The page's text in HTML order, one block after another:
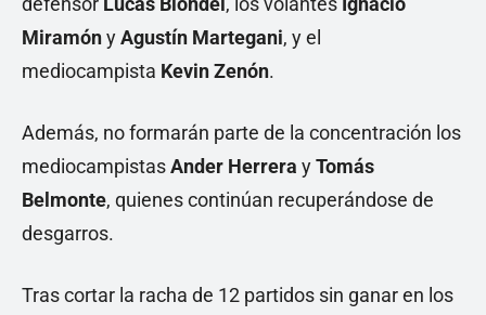
MiramónyAgustín Martegani, y el
mediocampista Kevin Zenón.
Además, no formarán parte de la concentración los
mediocampistasAnder Herrera yTomás
Belmonte, quienes continúan recuperándose de
desgarros.
Tras cortar la racha de 12 partidos sin ganar en los